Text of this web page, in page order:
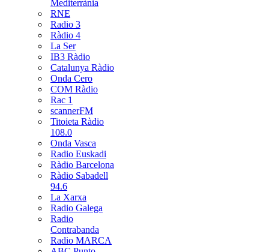
Mediterrània
RNE
Radio 3
Ràdio 4
La Ser
IB3 Ràdio
Catalunya Ràdio
Onda Cero
COM Ràdio
Rac 1
scannerFM
Titoieta Ràdio
108.0
Onda Vasca
Radio Euskadi
Ràdio Barcelona
Ràdio Sabadell
94.6
La Xarxa
Radio Galega
Radio
Contrabanda
Radio MARCA